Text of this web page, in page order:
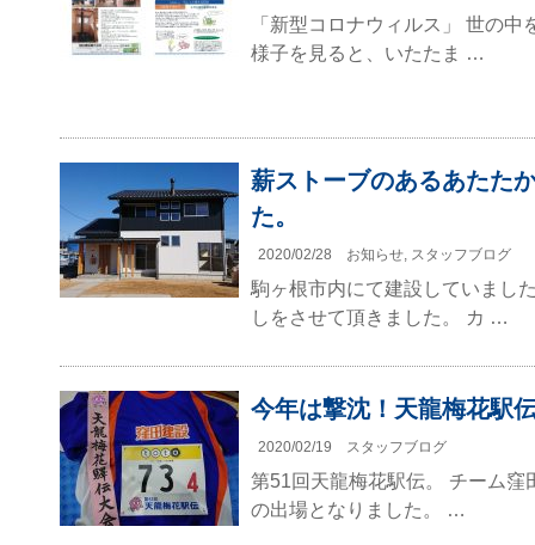
「新型コロナウィルス」 世の
様子を見ると、いたたま …
薪ストーブのあるあたた
た。
2020/02/28 お知らせ, スタッフブログ
駒ヶ根市内にて建設していまし
しをさせて頂きました。 カ …
今年は撃沈！天龍梅花駅
2020/02/19 スタッフブログ
第51回天龍梅花駅伝。 チーム窪
の出場となりました。 …